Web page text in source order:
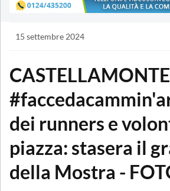
15 settembre 2024
dei runners e
piazza: stasera il
della Mostra -